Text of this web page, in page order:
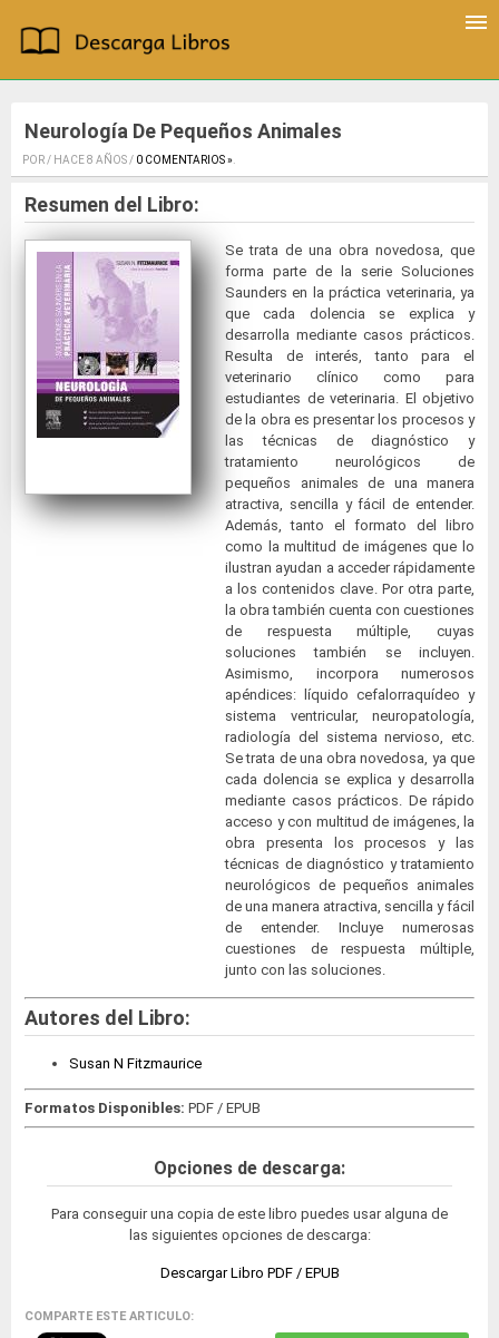
Neurología De Pequeños Animales
POR / HACE 8 AÑOS / 0 COMENTARIOS ».
Resumen del Libro:
Se trata de una obra novedosa, que
forma parte de la serie Soluciones
Saunders en la práctica veterinaria, ya
que cada dolencia se explica y
desarrolla mediante casos prácticos.
Resulta de interés, tanto para el
veterinario clínico como para
estudiantes de veterinaria. El objetivo
de la obra es presentar los procesos y
las técnicas de diagnóstico y
tratamiento neurológicos de
pequeños animales de una manera
atractiva, sencilla y fácil de entender.
Además, tanto el formato del libro
como la multitud de imágenes que lo
ilustran ayudan a acceder rápidamente
a los contenidos clave. Por otra parte,
la obra también cuenta con cuestiones
de respuesta múltiple, cuyas
soluciones también se incluyen.
Asimismo, incorpora numerosos
apéndices: líquido cefalorraquídeo y
sistema ventricular, neuropatología,
radiología del sistema nervioso, etc.
Se trata de una obra novedosa, ya que
cada dolencia se explica y desarrolla
mediante casos prácticos. De rápido
acceso y con multitud de imágenes, la
obra presenta los procesos y las
técnicas de diagnóstico y tratamiento
neurológicos de pequeños animales
de una manera atractiva, sencilla y fácil
de entender. Incluye numerosas
cuestiones de respuesta múltiple,
junto con las soluciones.
Autores del Libro:
Susan N Fitzmaurice
Formatos Disponibles: PDF / EPUB
Opciones de descarga:
Para conseguir una copia de este libro puedes usar alguna de
las siguientes opciones de descarga:
Descargar Libro PDF / EPUB
COMPARTE ESTE ARTICULO: